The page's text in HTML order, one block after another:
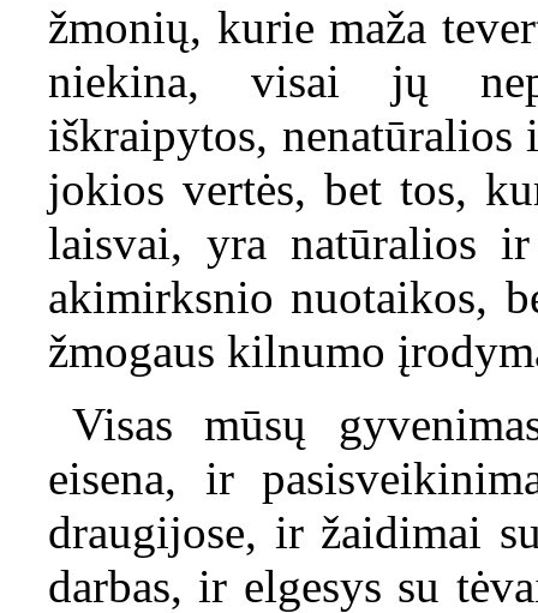
žmonių, kurie maža
niekina, visai jų
iškraipytos, nenatūralios
jokios vertės, bet tos,
laisvai, yra natūralios
akimirksnio nuotaikos,
žmogaus kilnumo
Visas mūsų
eisena, ir
draugijose, ir žaidimai
darbas, ir elgesys su